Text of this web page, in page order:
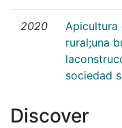
2020
rural;una
sociedad
Discover